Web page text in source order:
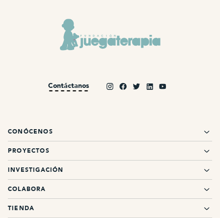
Contáctanos
CONÓCENOS
PROYECTOS
INVESTIGACIÓN
COLABORA
TIENDA